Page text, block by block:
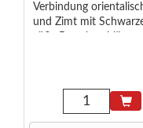
Verbindung
und Zimt mit